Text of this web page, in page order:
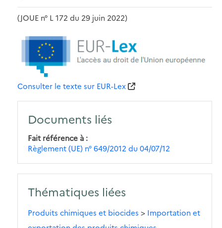
(JOUE n° L 172 du 29 juin 2022)
Consulter le texte sur EUR-Lex
Documents liés
Fait référence à
Règlement (UE) n° 649/2012 du 04/07/12
Thématiques liées
Produits chimiques et biocides > Importation et